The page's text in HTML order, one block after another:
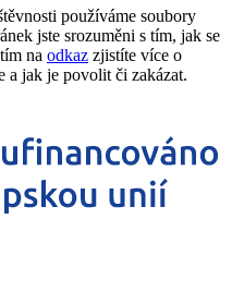
používáme soubory
jste srozuměni s tím, jak se
na odkaz zjistíte více o
a jak je povolit či zakázat.